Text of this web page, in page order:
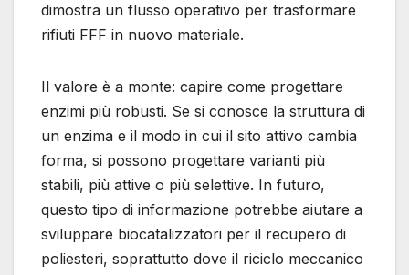
dimostra un flusso operativo per trasformare
rifiuti FFF in nuovo materiale.
Il valore è a monte: capire come progettare
enzimi più robusti. Se si conosce la struttura di
un enzima e il modo in cui il sito attivo cambia
forma, si possono progettare varianti più
stabili, più attive o più selettive. In futuro,
questo tipo di informazione potrebbe aiutare a
sviluppare biocatalizzatori per il recupero di
poliesteri, soprattutto dove il riciclo meccanico